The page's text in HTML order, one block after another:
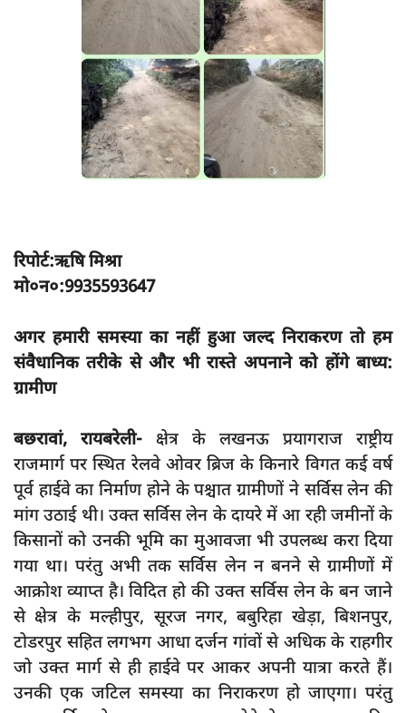
साक्षात्कार
सामाजिक
latest
प्रशासनिक
editors-pick
other
Login
Register
English
रिपोर्ट:ऋषि मिश्रा
मो०न०:9935593647
अगर हमारी समस्या का नहीं हुआ जल्द निराकरण तो हम
संवैधानिक तरीके से और भी रास्ते अपनाने को होंगे बाध्य:
ग्रामीण
बछरावां, रायबरेली- क्षेत्र के लखनऊ प्रयागराज राष्ट्रीय
राजमार्ग पर स्थित रेलवे ओवर ब्रिज के किनारे विगत कई वर्ष
पूर्व हाईवे का निर्माण होने के पश्चात ग्रामीणों ने सर्विस लेन की
मांग उठाई थी। उक्त सर्विस लेन के दायरे में आ रही जमीनों के
किसानों को उनकी भूमि का मुआवजा भी उपलब्ध करा दिया
गया था। परंतु अभी तक सर्विस लेन न बनने से ग्रामीणों में
आक्रोश व्याप्त है। विदित हो की उक्त सर्विस लेन के बन जाने
से क्षेत्र के मल्हीपुर, सूरज नगर, बबुरिहा खेड़ा, बिशनपुर,
टोडरपुर सहित लगभग आधा दर्जन गांवों से अधिक के राहगीर
जो उक्त मार्ग से ही हाईवे पर आकर अपनी यात्रा करते हैं।
उनकी एक जटिल समस्या का निराकरण हो जाएगा। परंतु